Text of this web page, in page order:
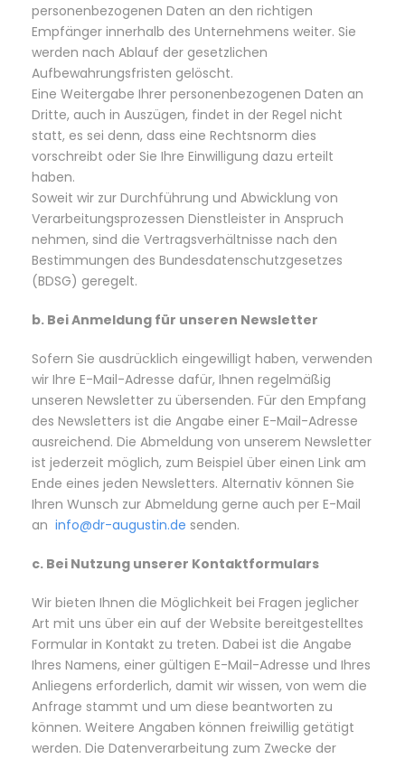
personenbezogenen Daten an den richtigen
Empfänger innerhalb des Unternehmens weiter. Sie
werden nach Ablauf der gesetzlichen
Aufbewahrungsfristen gelöscht.
Eine Weitergabe Ihrer personenbezogenen Daten an
Dritte, auch in Auszügen, findet in der Regel nicht
statt, es sei denn, dass eine Rechtsnorm dies
vorschreibt oder Sie Ihre Einwilligung dazu erteilt
haben.
Soweit wir zur Durchführung und Abwicklung von
Verarbeitungsprozessen Dienstleister in Anspruch
nehmen, sind die Vertragsverhältnisse nach den
Bestimmungen des Bundesdatenschutzgesetzes
(BDSG) geregelt.
b. Bei Anmeldung für unseren Newsletter
Sofern Sie ausdrücklich eingewilligt haben, verwenden
wir Ihre E-Mail-Adresse dafür, Ihnen regelmäßig
unseren Newsletter zu übersenden. Für den Empfang
des Newsletters ist die Angabe einer E-Mail-Adresse
ausreichend. Die Abmeldung von unserem Newsletter
ist jederzeit möglich, zum Beispiel über einen Link am
Ende eines jeden Newsletters. Alternativ können Sie
Ihren Wunsch zur Abmeldung gerne auch per E-Mail
an info@dr-augustin.de senden.
c. Bei Nutzung unserer Kontaktformulars
Wir bieten Ihnen die Möglichkeit bei Fragen jeglicher
Art mit uns über ein auf der Website bereitgestelltes
Formular in Kontakt zu treten. Dabei ist die Angabe
Ihres Namens, einer gültigen E-Mail-Adresse und Ihres
Anliegens erforderlich, damit wir wissen, von wem die
Anfrage stammt und um diese beantworten zu
können. Weitere Angaben können freiwillig getätigt
werden. Die Datenverarbeitung zum Zwecke der